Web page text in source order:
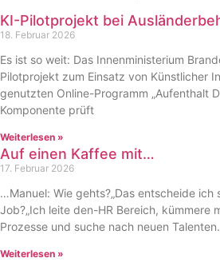
KI-Pilotprojekt bei
18. Februar 2026
Es ist so weit: Das Innenministerium
Pilotprojekt zum Einsatz von Künstlicher
genutzten Online-Programm „Aufenthalt
Komponente prüft
Weiterlesen »
Auf einen Kaffee mit…
17. Februar 2026
…Manuel: Wie gehts?„Das entscheide ich
Job?„Ich leite den-HR Bereich, kümmere
Prozesse und suche nach neuen
Weiterlesen »